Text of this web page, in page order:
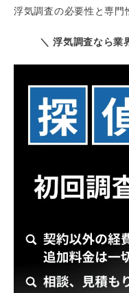
浮気調査の必要性と専門
＼ 浮気調査なら業